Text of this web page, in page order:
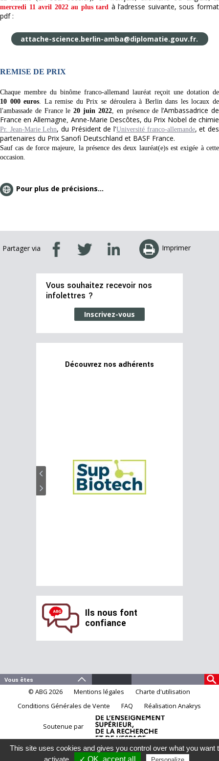
mercredi 11 avril 2022 au plus tard à l’adresse suivante, sous format
pdf :
attache-science.berlin-amba@diplomatie.gouv.fr.
REMISE DE PRIX
Chaque membre du binôme franco-allemand lauréat reçoit une dotation de
10 000 euros. La remise du Prix se déroulera à Berlin dans les locaux de
l'ambassade de France le 20 juin 2022, en présence de l’Ambassadrice de
France en Allemagne, Anne-Marie Descôtes, du Prix Nobel de chimie
Pr. Jean-Marie Lehn, du Président de l'Université franco-allemande, et des
partenaires du Prix Sanofi Deutschland et BASF France.
Sauf cas de force majeure, la présence des deux lauréat(e)s est exigée à cette
occasion.
Pour plus de précisions...
Partager via Imprimer
Vous souhaitez recevoir nos
infolettres ?
Inscrivez-vous
Découvrez nos adhérents
Ils nous font
confiance
© ABG 2026 Mentions légales
Charte d'utilisation
Conditions Générales de Vente
FAQ Réalisation Anakrys
Soutenue par
This site uses cookies and gives you control over what you want
activate
✓ OK, accept all